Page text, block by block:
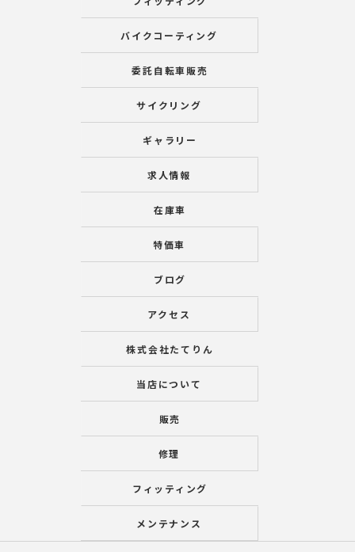
バイクコーティング
委託自転車販売
サイクリング
ギャラリー
求人情報
在庫車
特価車
ブログ
アクセス
株式会社たてりん
当店について
販売
修理
フィッティング
メンテナンス